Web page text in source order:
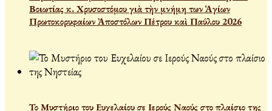
Βοιωτίας κ. Χρυσοστόμου γιὰ τὴν μνήμη των Ἁγίων
Πρωτοκορυφαίων Ἀποστόλων Πέτρου καὶ Παύλου 2026
Το Μυστήριο του Ευχελαίου σε Ιερούς Ναούς στο πλαίσιο της